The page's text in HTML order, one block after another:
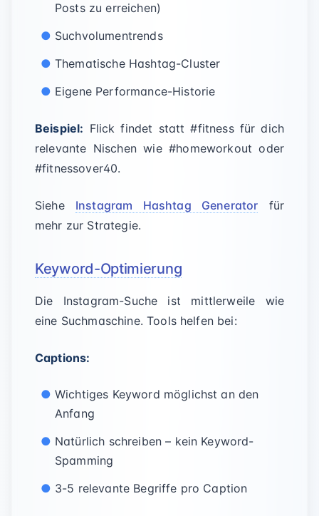
Posts zu erreichen)
Suchvolumentrends
Thematische Hashtag-Cluster
Eigene Performance-Historie
Beispiel: Flick findet statt #fitness für dich
relevante Nischen wie #homeworkout oder
#fitnessover40.
Siehe Instagram Hashtag Generator für
mehr zur Strategie.
Keyword-Optimierung
Die Instagram-Suche ist mittlerweile wie
eine Suchmaschine. Tools helfen bei:
Captions:
Wichtiges Keyword möglichst an den
Anfang
Natürlich schreiben – kein Keyword-
Spamming
3-5 relevante Begriffe pro Caption